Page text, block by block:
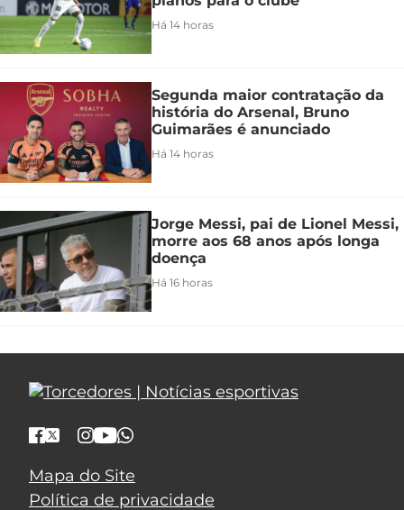
Há 14 horas
Segunda maior contratação da
história do Arsenal, Bruno
Guimarães é anunciado
Há 14 horas
Jorge Messi, pai de Lionel Messi,
morre aos 68 anos após longa
doença
Há 16 horas
Mapa do Site
Política de privacidade